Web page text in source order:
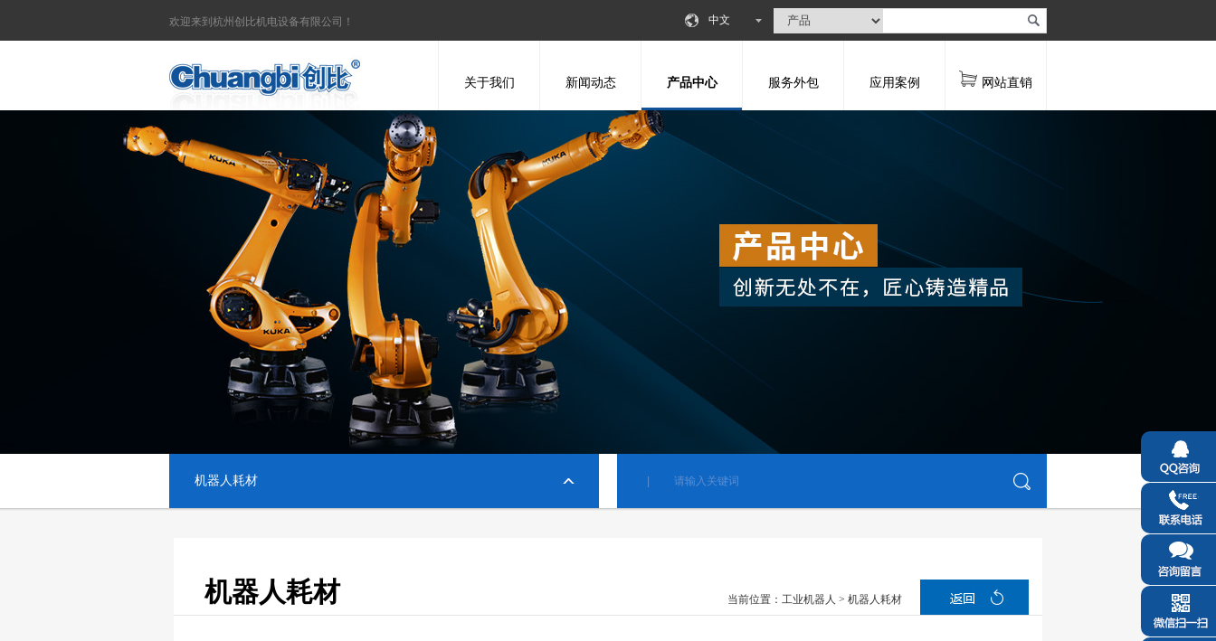
欢迎来到杭州创比机电设备有限公司！ 中文
关于我们 新闻动态 产品中心 服务外包 应用案例 网站直销
机器人耗材
机器人耗材 当前位置： 工业机器人 > 机器人耗材